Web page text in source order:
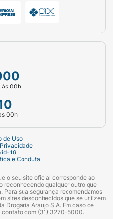
(Isobutano),
Aluminum
de Alumínio),
(Triglicerídeo
de
Silicate
Persea Gratissima),
(Hectorita
Tocopherol
(dextrolimoneno),
(Geraniol),
Eugenol (Eugenol),
às 00h
00h
de Uso
19
e Conduta
o seu site oficial corresponde ao
reconhecendo qualquer outro que
Para sua segurança recomendamos
sites desconhecidos que se utilizem
Drogaria Araujo S.A. Em caso de
contato com (31) 3270-5000.